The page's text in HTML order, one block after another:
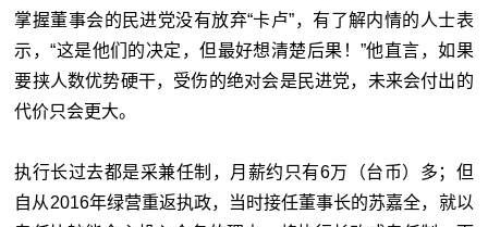
掌握董事会的民进党没有放弃“卡卢”，有了解内情的人士表
示，“这是他们的决定，但最好想清楚后果！”他直言，如果
要挟人数优势硬干，受伤的绝对会是民进党，未来会付出的
代价只会更大。
执行长过去都是采兼任制，月薪约只有6万（台币）多；但
自从2016年绿营重返执政，当时接任董事长的苏嘉全，就以